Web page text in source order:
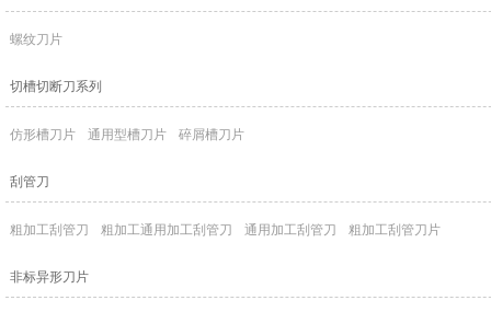
螺纹刀片
切槽切断刀系列
仿形槽刀片 通用型槽刀片 碎屑槽刀片
刮管刀
粗加工刮管刀 粗加工通用加工刮管刀 通用加工刮管刀 粗加工刮管刀片
非标异形刀片